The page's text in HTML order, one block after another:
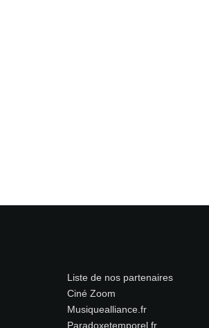
Liste de nos partenaires
Ciné Zoom
Musiquealliance.fr
Paradoxetemporel.fr